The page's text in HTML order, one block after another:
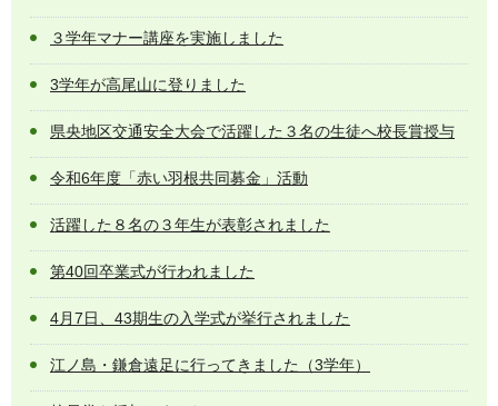
３学年マナー講座を実施しました
3学年が高尾山に登りました
県央地区交通安全大会で活躍した３名の生徒へ校長賞授与
令和6年度「赤い羽根共同募金」活動
活躍した８名の３年生が表彰されました
第40回卒業式が行われました
4月7日、43期生の入学式が挙行されました
江ノ島・鎌倉遠足に行ってきました（3学年）